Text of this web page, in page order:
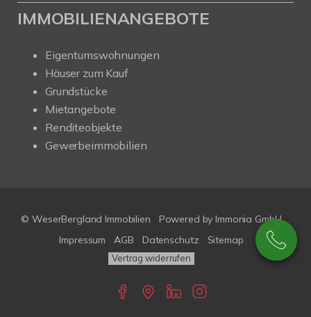
IMMOBILIENANGEBOTE
Eigentumswohnungen
Häuser zum Kauf
Grundstücke
Mietangebote
Renditeobjekte
Gewerbeimmobilien
© WeserBergland Immobilien Powered by Immonia GmbH
Impressum
AGB Datenschutz Sitemap
Vertrag widerrufen